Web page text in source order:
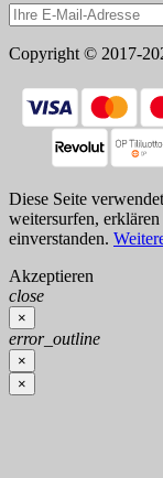
Copyright © 2017-
Diese Seite
weitersurfen,
einverstanden.
Akzeptieren
close
×
error_outline
×
×